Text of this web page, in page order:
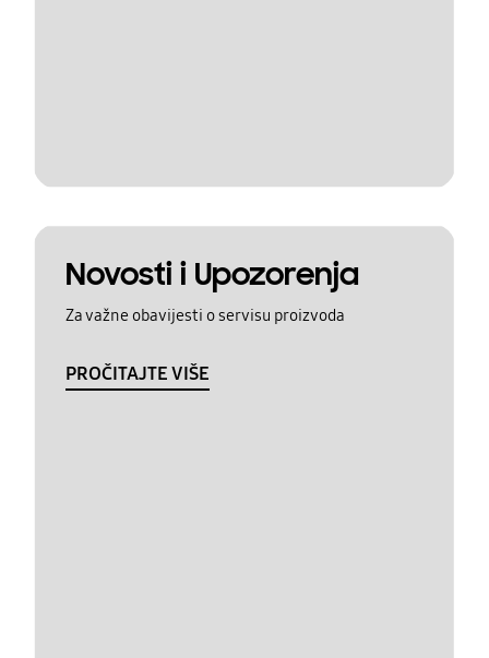
Novosti i Upozorenja
Za važne obavijesti o servisu proizvoda
PROČITAJTE VIŠE